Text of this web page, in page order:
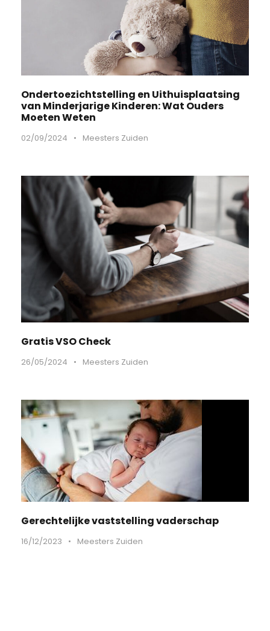
Ondertoezichtstelling en Uithuisplaatsing
van Minderjarige Kinderen: Wat Ouders
Moeten Weten
02/09/2024 • Meesters Zuiden
Gratis VSO Check
26/05/2024 • Meesters Zuiden
Gerechtelijke vaststelling vaderschap
16/12/2023 • Meesters Zuiden